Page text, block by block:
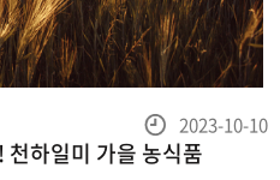
하일미 가을 농식품
등
록
2023-10-10